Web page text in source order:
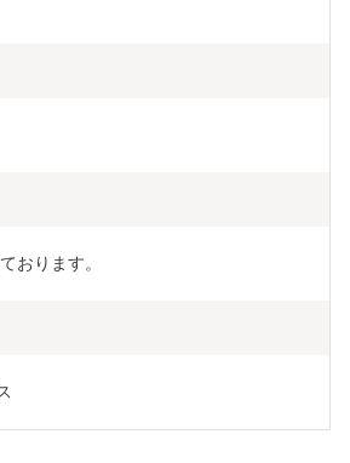
おります。